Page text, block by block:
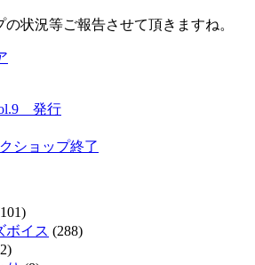
状況等ご報告させて頂きますね。
発行
ショップ終了
ボイス (288)